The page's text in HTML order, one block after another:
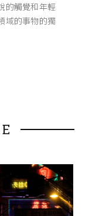
的觸覺和年輕
域的事物的獨